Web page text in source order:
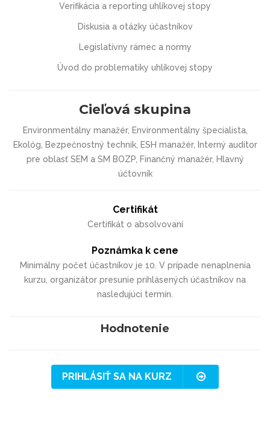
Verifikácia a reporting uhlíkovej stopy
Diskusia a otázky účastníkov
Legislatívny rámec a normy
Úvod do problematiky uhlíkovej stopy
Cieľová skupina
Environmentálny manažér, Environmentálny špecialista,
Ekológ, Bezpečnostný technik, ESH manažér, Interný audítor
pre oblasť SEM a SM BOZP, Finančný manažér, Hlavný
účtovník
Certifikát
Certifikát o absolvovaní
Poznámka k cene
Minimálny počet účastníkov je 10. V prípade nenaplnenia
kurzu, organizátor presunie prihlásených účastníkov na
nasledujúci termín.
Hodnotenie
PRIHLÁSIŤ SA NA KURZ